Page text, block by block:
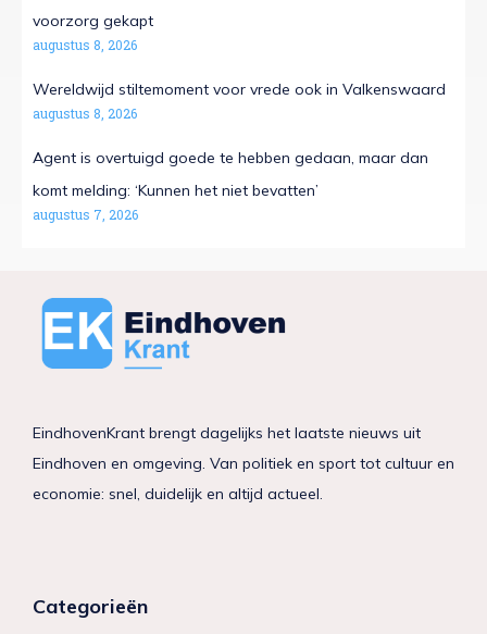
voorzorg gekapt
augustus 8, 2026
Wereldwijd stiltemoment voor vrede ook in Valkenswaard
augustus 8, 2026
Agent is overtuigd goede te hebben gedaan, maar dan
komt melding: ‘Kunnen het niet bevatten’
augustus 7, 2026
EindhovenKrant brengt dagelijks het laatste nieuws uit
Eindhoven en omgeving. Van politiek en sport tot cultuur en
economie: snel, duidelijk en altijd actueel.
Categorieën